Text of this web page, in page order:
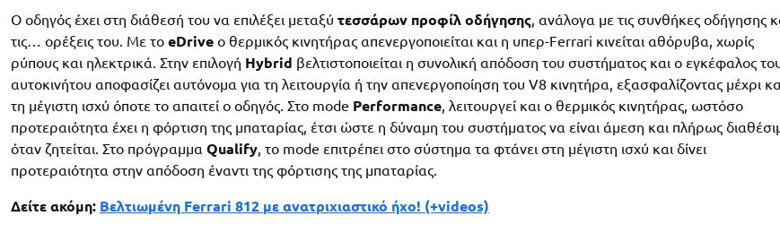
Ο οδηγός έχει στη διάθεσή του να επιλέξει μεταξύ τεσσάρων προφίλ οδήγησης, ανάλογα με τις συνθήκες οδήγησης
τις… ορέξεις του. Με το eDrive ο θερμικός κινητήρας απενεργοποιείται και η υπερ-Ferrari κινείται αθόρυβα, χωρίς
ρύπους και ηλεκτρικά. Στην επιλογή Hybrid βελτιστοποιείται η συνολική απόδοση του συστήματος και ο εγκέφαλος
αυτοκινήτου αποφασίζει αυτόνομα για τη λειτουργία ή την απενεργοποίηση του V8 κινητήρα, εξασφαλίζοντας μέχρι
τη μέγιστη ισχύ όποτε το απαιτεί ο οδηγός. Στο mode Performance, λειτουργεί και ο θερμικός κινητήρας, ωστόσο
προτεραιότητα έχει η φόρτιση της μπαταρίας, έτσι ώστε η δύναμη του συστήματος να είναι άμεση και πλήρως
όταν ζητείται. Στο πρόγραμμα Qualify, το mode επιτρέπει στο σύστημα τα φτάνει στη μέγιστη ισχύ και δίνει
προτεραιότητα στην απόδοση έναντι της φόρτισης της μπαταρίας.
Δείτε ακόμη: Βελτιωμένη Ferrari 812 με ανατριχιαστικό ήχο! (+videos)